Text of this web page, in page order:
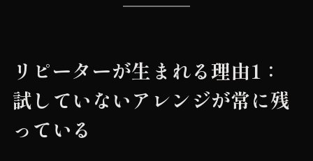
リピーターが生まれる理由1：
試していないアレンジが常に残
っている